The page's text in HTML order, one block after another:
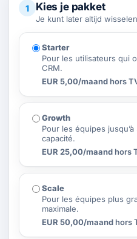
1 Kies je pakket
Je kunt later altijd
Starter
Pour les utilisateurs qui
CRM.
EUR 5,00/maand hors
Growth
Pour les équipes
capacité.
EUR 25,00/maand hors
Scale
Pour les équipes plus
maximale.
EUR 50,00/maand hors